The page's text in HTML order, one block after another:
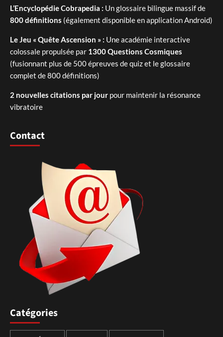
L’Encyclopédie Cobrapedia : Un glossaire bilingue massif de
800 définitions (également disponible en application Android)
Le Jeu « Quête Ascension » : Une académie interactive
colossale propulsée par 1300 Questions Cosmiques
(fusionnant plus de 500 épreuves de quiz et le glossaire
complet de 800 définitions)
2 nouvelles citations par jour pour maintenir la résonance
vibratoire
Contact
Catégories